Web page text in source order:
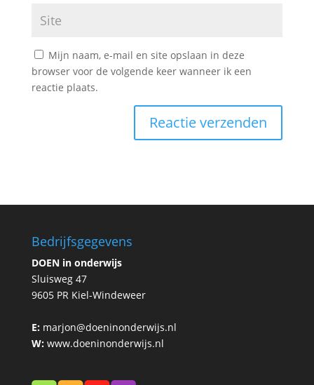
Mijn naam, e-mail en site opslaan in deze
browser voor de volgende keer wanneer ik een
reactie plaats.
Bedrijfsgegevens
DOEN in onderwijs
Sluisweg 47
9605 PR Kiel-Windeweer
E:marjon@doeninonderwijs.nl
W:www.doeninonderwijs.nl